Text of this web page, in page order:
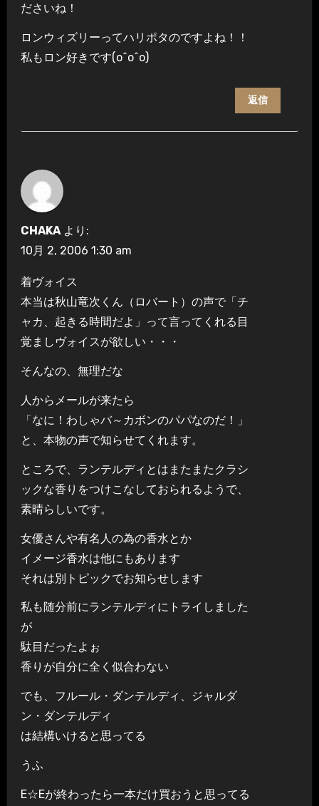
ださいね！
ロンウィズリーってハリポタのですよね！！
私もロン好きです(o^o^o)
返信
CHAKA より:
10月 2, 2006 1:30 am
着ヴォイス
本当は秋山竜次くん（ロバート）の声で「チ
ャカ、起きる時間だよ」って言ってくれる目
覚ましヴォイスが欲しい・・・
そんなの、無理だな
人からメールが来たら
「なに！わしゃバ～カボンのパパなのだ！」
と、本物の声で知らせてくれます。
ところで、ランテルディとはまたまたクラシ
ックな香りをつけこなしておられるようで、
素晴らしいです。
女優さんや有名人の為の香水とか
イメージ香水は他にもあります
それは別トピックでお知らせします
私も随分前にランテルディにトライしました
が
駄目だったよぉ
香りが自分に全く似合わない
でも、フルール・ダンテルディ、ジャルダ
ン・ダンテルディ
は結構いけると思ってる
うふ
E☆Eが終わったら一本だけ買おうと思ってる